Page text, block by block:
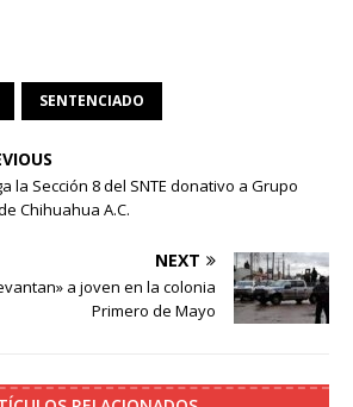
SENTENCIADO
la Sección 8 del SNTE donativo a Grupo
Chihuahua A.C.
NEXT
a joven en la colonia
Primero de Mayo